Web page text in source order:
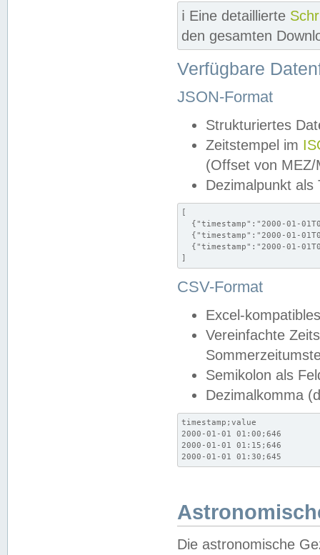
ℹ️ Eine detaillierte
den gesamten
Verfügbare
JSON-Format
Strukturiertes
Zeitstempel im
(Offset von MEZ/
Dezimalpunkt als
[
{"timestamp":"2000-01-
{"timestamp":"2000-01-
{"timestamp":"2000-01-
]
CSV-Format
Excel-
Vereinfachte
Semikolon als
Dezimalkomma
timestamp;value
2000-01-01 01:00;646
2000-01-01 01:15;646
2000-01-01 01:30;645
Die astronomische